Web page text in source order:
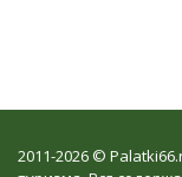
2011-2026 ©